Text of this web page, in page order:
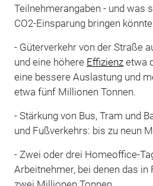
Teilnehmerangaben - und was
CO2-Einsparung bringen
- Güterverkehr von der Straße
und eine höhere Effizienzetwa
eine bessere Auslastung und
etwa fünf Millionen Tonnen.
- Stärkung von Bus, Tram und
und Fußverkehrs: bis zu neun
- Zwei oder drei Homeoffice-
Arbeitnehmer, bei denen das